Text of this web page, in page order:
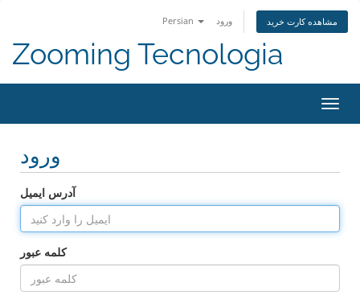
Persian ورود مشاهده کارت خرید
Zooming Tecnologia
تغییر
ورود
آدرس ایمیل
کلمه عبور